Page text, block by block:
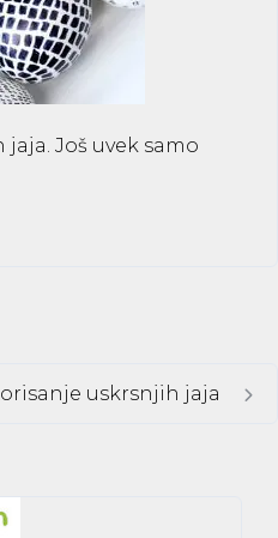
Još uvek samo
uskrsnjih jaja